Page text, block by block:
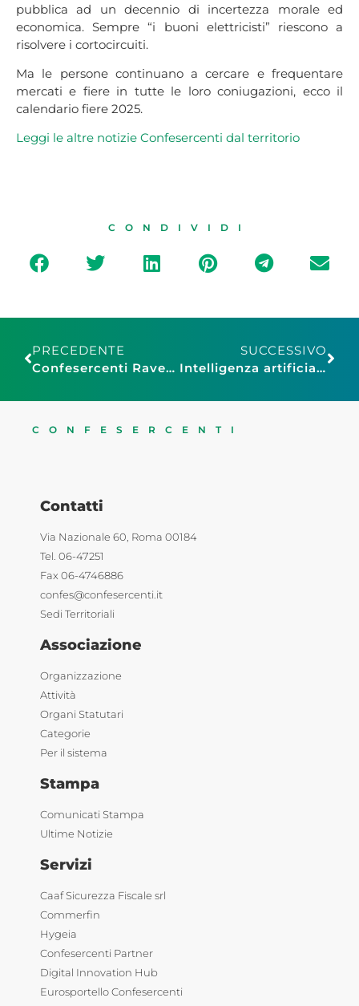
pubblica ad un decennio di incertezza morale ed
economica. Sempre “i buoni elettricisti” riescono a
risolvere i cortocircuiti.
Ma le persone continuano a cercare e frequentare
mercati e fiere in tutte le loro coniugazioni, ecco il
calendario fiere 2025.
Leggi le altre notizie Confesercenti dal territorio
CONDIVIDI
PRECEDENTE
Confesercenti Ravenna Cesena, “A colazione con il Sindaco”: un momento veloce ed informale per scambiare opinioni sul futuro di commercio e turismo
SUCCESSIVO
Intelligenza artificiale: al via a Napoli CONFESIA, il seminario di Confesercenti, Microsoft e Var Group – 10 febbraio
CONFESERCENTI
Contatti
Via Nazionale 60, Roma 00184
Tel. 06-47251
Fax 06-4746886
confes@confesercenti.it
Sedi Territoriali
Associazione
Organizzazione
Attività
Organi Statutari
Categorie
Per il sistema
Stampa
Comunicati Stampa
Ultime Notizie
Servizi
Caaf Sicurezza Fiscale srl
Commerfin
Hygeia
Confesercenti Partner
Digital Innovation Hub
Eurosportello Confesercenti